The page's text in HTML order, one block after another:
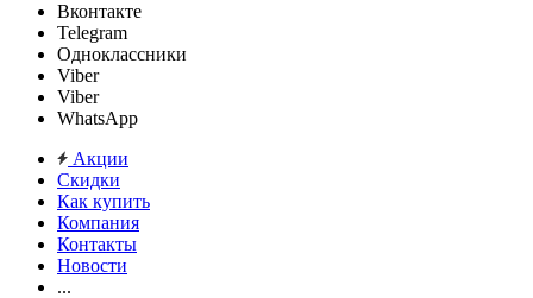
Вконтакте
Telegram
Одноклассники
Viber
Viber
WhatsApp
Акции
Скидки
Как купить
Компания
Контакты
Новости
...